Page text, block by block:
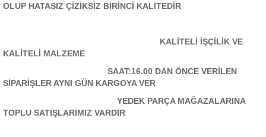
OLUP HATASIZ ÇİZİKSİZ BİRİNCİ KALİTEDİR
KALİTELİ İŞÇİLİK VE
KALİTELİ MALZEME
SAAT:16.00 DAN ÖNCE VERİLEN
SİPARİŞLER AYNI GÜN KARGOYA VER
YEDEK PARÇA MAĞAZALARINA
TOPLU SATIŞLARIMIZ VARDIR